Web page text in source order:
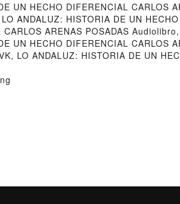
UN HECHO DIFERENCIAL CARLOS
ANDALUZ: HISTORIA DE UN
ARENAS POSADAS
UN HECHO DIFERENCIAL CARLOS
LO ANDALUZ: HISTORIA DE UN